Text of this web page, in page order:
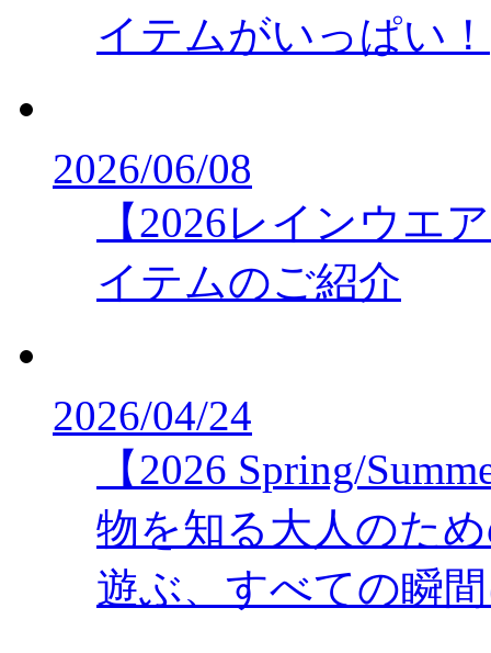
イテムがいっぱい！
2026/06/08
【2026レインウエ
イテムのご紹介
2026/04/24
【2026 Spring/
物を知る大人のた
遊ぶ、すべての瞬